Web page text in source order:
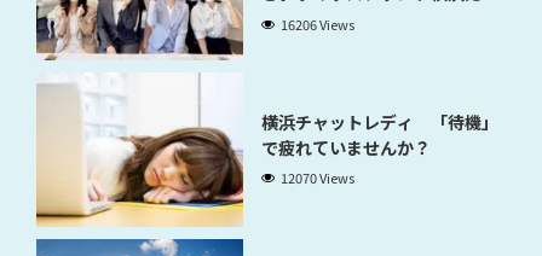
稼げるのかが分かります」
16206 Views
横浜チャットレディ 「待機」
で疲れていませんか？
12070 Views